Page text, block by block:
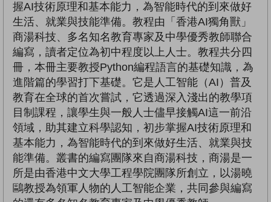
握AI技術原理和基本能力，為智能時代的到來做好
生活、就業與技能準備。教程由「香港AI獨角獸」
商湯科技、多名知名教育專家及中學優秀教師聯合
編寫，讀者定位為初中程度以上人士。教程共分四
冊，本冊主要教授Python編程語言的基礎知識，為
進階篇的學習打下基礎。它是人工智能（AI）普及
教育在全球的首次嘗試，它透過深入淺出的教學項
目制課程，讓學生與一般人士儘早接觸AI這一前沿
領域，助其建立科學認知，初步掌握AI技術原理和
基本能力，為智能時代的到來做好生活、就業與技
能準備。叢書的編寫團隊來自商湯科技，商湯是一
所是由香港中文大學工程學院團隊所創立，以湯曉
鷗教授為領軍人物的人工智能企業，共同參與編寫